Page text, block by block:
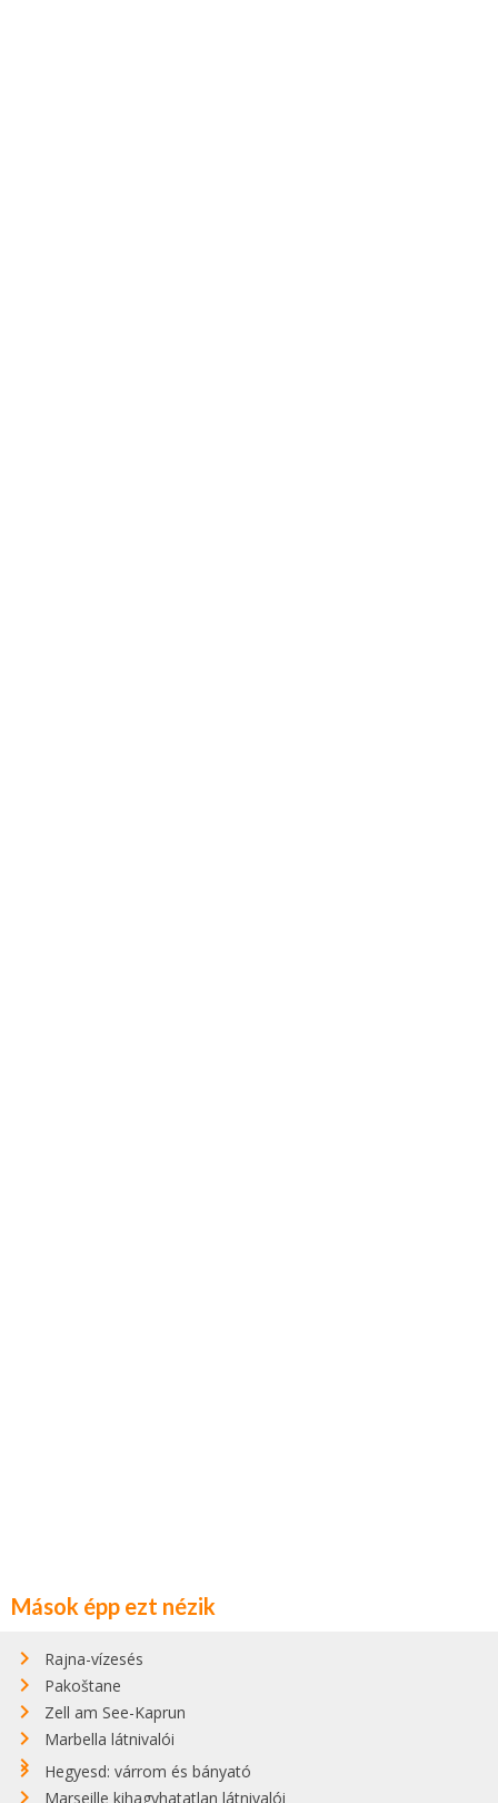
Mások épp ezt nézik
Rajna-vízesés
Pakoštane
Zell am See-Kaprun
Marbella látnivalói
Hegyesd: várrom és bányató
Marseille kihagyhatatlan látnivalói